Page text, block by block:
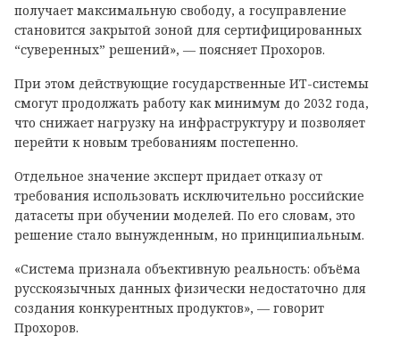
получает максимальную свободу, а госуправление
становится закрытой зоной для сертифицированных
“суверенных” решений», — поясняет Прохоров.
При этом действующие государственные ИТ-системы
смогут продолжать работу как минимум до 2032 года,
что снижает нагрузку на инфраструктуру и позволяет
перейти к новым требованиям постепенно.
Отдельное значение эксперт придает отказу от
требования использовать исключительно российские
датасеты при обучении моделей. По его словам, это
решение стало вынужденным, но принципиальным.
«Система признала объективную реальность: объёма
русскоязычных данных физически недостаточно для
создания конкурентных продуктов», — говорит
Прохоров.